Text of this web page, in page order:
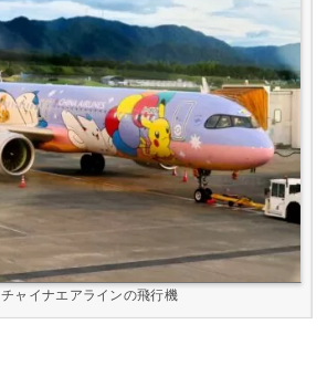
チャイナエアラインの飛行機